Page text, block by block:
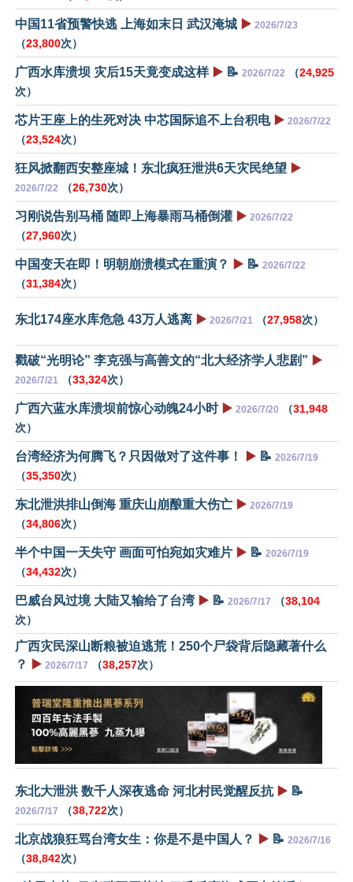
中国11省预警快逃 上海如末日 武汉淹城 ▶️ 2026/7/23
（23,800次）
广西水库溃坝 灾后15天竟变成这样 ▶️ 📝 2026/7/22 （24,925
次）
芯片王座上的生死对决 中芯国际追不上台积电 ▶️ 2026/7/22
（23,524次）
狂风掀翻西安整座城！东北疯狂泄洪6天灾民绝望 ▶️
2026/7/22 （26,730次）
习刚说告别马桶 随即上海暴雨马桶倒灌 ▶️ 2026/7/22
（27,960次）
中国变天在即！明朝崩溃模式在重演？ ▶️ 📝 2026/7/22
（31,384次）
东北174座水库危急 43万人逃离 ▶️ 2026/7/21 （27,958次）
戳破“光明论” 李克强与高善文的“北大经济学人悲剧” ▶️
2026/7/21 （33,324次）
广西六蓝水库溃坝前惊心动魄24小时 ▶️ 2026/7/20 （31,948
次）
台湾经济为何腾飞？只因做对了这件事！ ▶️ 📝 2026/7/19
（35,350次）
东北泄洪排山倒海 重庆山崩酿重大伤亡 ▶️ 2026/7/19
（34,806次）
半个中国一天失守 画面可怕宛如灾难片 ▶️ 📝 2026/7/19
（34,432次）
巴威台风过境 大陆又输给了台湾 ▶️ 📝 2026/7/17 （38,104
次）
广西灾民深山断粮被迫逃荒！250个尸袋背后隐藏著什么
？
▶️ 2026/7/17 （38,257次）
东北大泄洪 数千人深夜逃命 河北村民觉醒反抗 ▶️ 📝
2026/7/17 （38,722次）
北京战狼狂骂台湾女生：你是不是中国人？ ▶️ 📝 2026/7/16
（38,842次）